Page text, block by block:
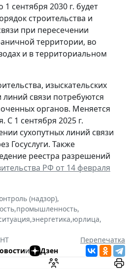
1 сентября 2030 г. будет
строительства и
при пересечении
территории, во
и в территориальном
изыскательских
линий связи потребуются
органов. Меняется
С 1 сентября 2025 г.
сухопутных линий связи
Госуслуги. Также
реестра разрешений
РФ от 14 февраля
(надзор),
,промышленность,
,энергетика,юрлица,
Перепечатка
и Дзен